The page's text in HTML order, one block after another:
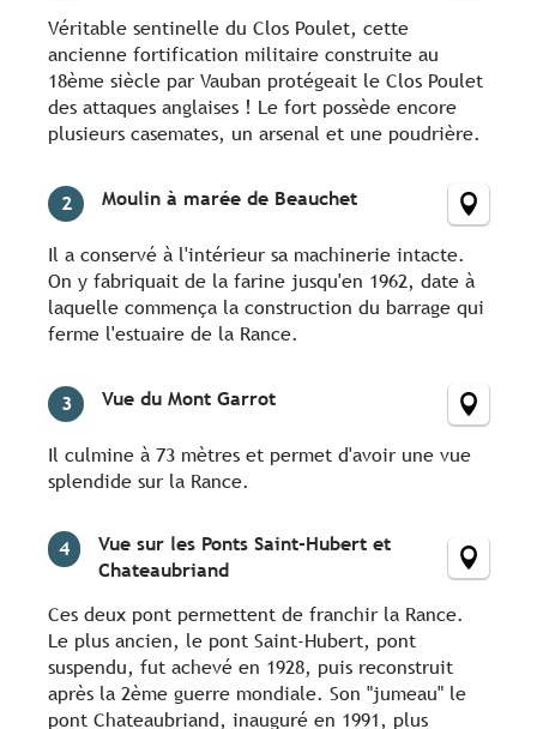
Véritable sentinelle du Clos Poulet, cette
ancienne fortification militaire construite au
18ème siècle par Vauban protégeait le Clos Poulet
des attaques anglaises ! Le fort possède encore
plusieurs casemates, un arsenal et une poudrière.
2 Moulin à marée de Beauchet
Il a conservé à l'intérieur sa machinerie intacte.
On y fabriquait de la farine jusqu'en 1962, date à
laquelle commença la construction du barrage qui
ferme l'estuaire de la Rance.
3 Vue du Mont Garrot
Il culmine à 73 mètres et permet d'avoir une vue
splendide sur la Rance.
4
Vue sur les Ponts Saint-Hubert et
Chateaubriand
Ces deux pont permettent de franchir la Rance.
Le plus ancien, le pont Saint-Hubert, pont
suspendu, fut achevé en 1928, puis reconstruit
après la 2ème guerre mondiale. Son "jumeau" le
pont Chateaubriand, inauguré en 1991, plus